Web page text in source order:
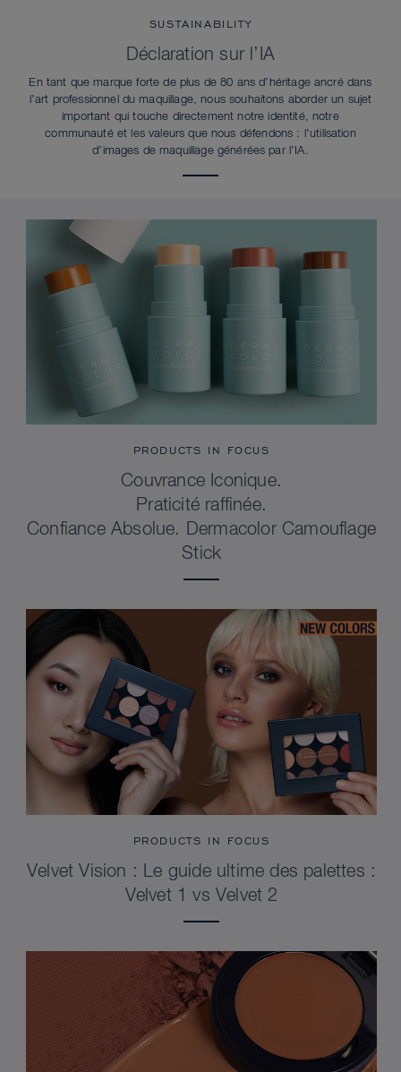
SUSTAINABILITY
Déclaration sur l’IA
En tant que marque forte de plus de 80 ans d’héritage ancré dans
l’art professionnel du maquillage, nous souhaitons aborder un sujet
important qui touche directement notre identité, notre
communauté et les valeurs que nous défendons : l’utilisation
d’images de maquillage générées par l’IA.
PRODUCTS IN FOCUS
Couvrance Iconique.
Praticité raffinée.
Confiance Absolue. Dermacolor Camouflage
Stick
PRODUCTS IN FOCUS
Velvet Vision : Le guide ultime des palettes :
Velvet 1 vs Velvet 2